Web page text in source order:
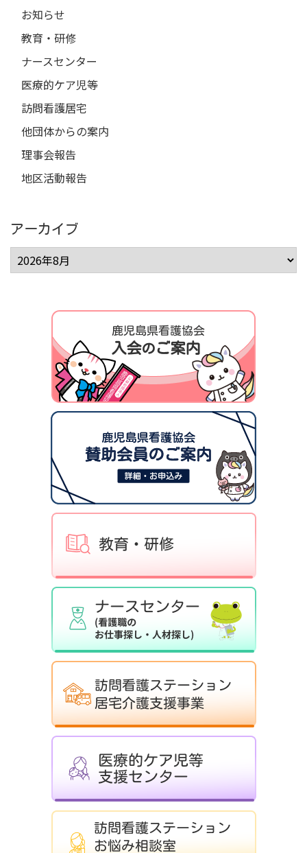
お知らせ
教育・研修
ナースセンター
医療的ケア児等
訪問看護居宅
他団体からの案内
理事会報告
地区活動報告
アーカイブ